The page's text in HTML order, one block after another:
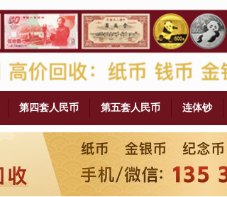
第四套人民币 第五套人民币 连体钞